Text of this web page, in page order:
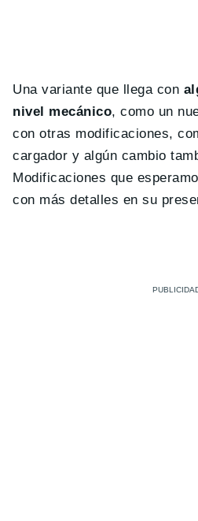
Una variante que llega con
nivel mecánico, como un
con otras modificaciones,
cargador y algún cambio
Modificaciones que
con más detalles en su